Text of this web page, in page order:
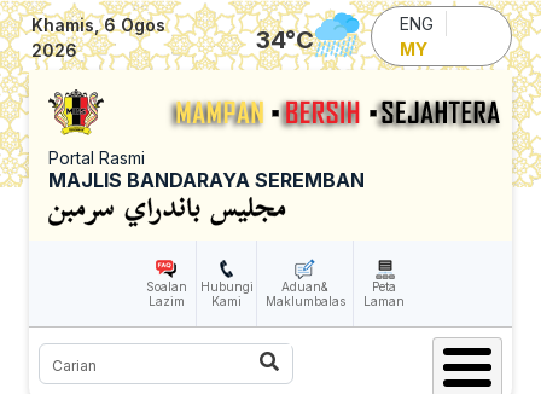
Skip to main content
Khamis, 6 Ogos
2026
34°C
ENG
MY
Portal Rasmi
MAJLIS BANDARAYA SEREMBAN
Soalan
Lazim
Hubungi
Kami
Aduan&
Maklumbalas
Peta
Laman
Carian